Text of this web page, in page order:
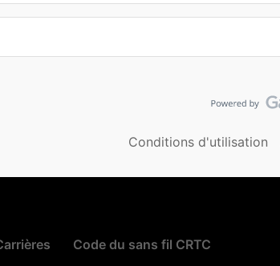
Conditions d'utilisation
Code du sans fil CRTC